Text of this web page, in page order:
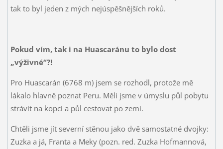
tak to byl jeden z mých nejúspěšnějších roků.
Pokud vím, tak i na Huascaránu to bylo dost
„výživné“?!
Pro Huascarán (6768 m) jsem se rozhodl, protože mě
lákalo hlavně poznat Peru. Měli jsme v úmyslu půl pobytu
strávit na kopci a půl cestovat po zemi.
Chtěli jsme jít severní stěnou jako dvě samostatné dvojky:
Zuzka a já, Franta a Meky (pozn. red. Zuzka Hofmannová,